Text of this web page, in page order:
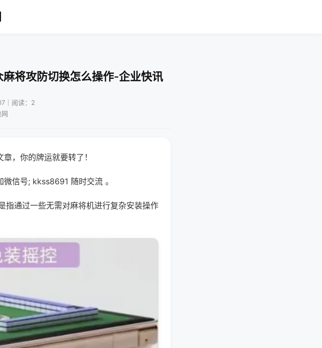
将攻防切换怎么操作-企业快讯
｜阅读：2
，你的牌运就要转了！
信号; kkss8691 随时交流 。
指通过一些无需对麻将机进行复杂安装操作